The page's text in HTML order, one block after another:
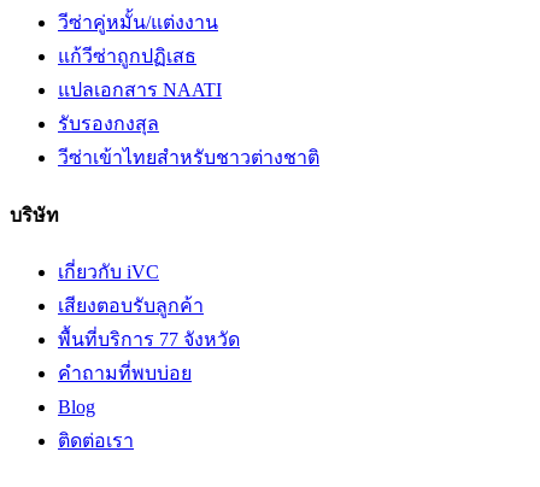
วีซ่าคู่หมั้น/แต่งงาน
แก้วีซ่าถูกปฏิเสธ
แปลเอกสาร NAATI
รับรองกงสุล
วีซ่าเข้าไทยสำหรับชาวต่างชาติ
บริษัท
เกี่ยวกับ iVC
เสียงตอบรับลูกค้า
พื้นที่บริการ 77 จังหวัด
คำถามที่พบบ่อย
Blog
ติดต่อเรา